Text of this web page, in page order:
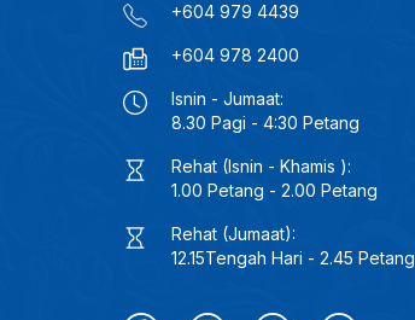
+604 979 4439
+604 978 2400
Isnin - Jumaat:
8.30 Pagi - 4:30 Petang
Rehat (Isnin - Khamis ):
1.00 Petang - 2.00 Petang
Rehat (Jumaat):
12.15Tengah Hari - 2.45 Petang